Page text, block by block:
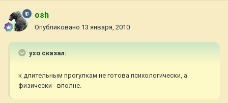
osh
Опубликовано 13 января, 2010
ухо сказал:
к длительным прогулкам не готова психологически, а
физически - вполне.